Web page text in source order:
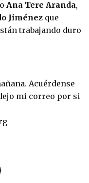
Ana Tere Aranda,
Jiménez que
trabajando duro
Acuérdense
mi correo por si